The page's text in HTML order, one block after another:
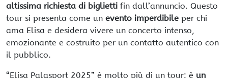
altissima richiesta di biglietti fin dall’annuncio. Questo
tour si presenta come un evento imperdibile per chi
ama Elisa e desidera vivere un concerto intenso,
emozionante e costruito per un contatto autentico con
il pubblico.
“Elisa Palasport 2025” è molto più di un tour: è un